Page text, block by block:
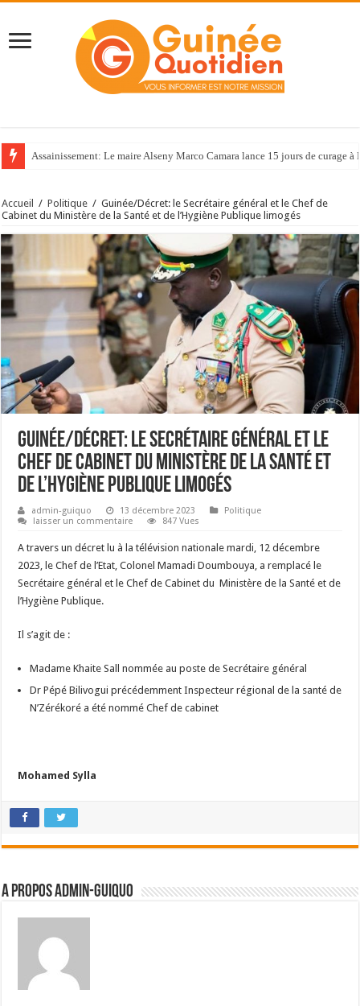
Assainissement: Le maire Alseny Marco Camara lance 15 jours de curage à
Accueil / Politique / Guinée/Décret: le Secrétaire général et le Chef de
Cabinet du Ministère de la Santé et de l’Hygiène Publique limogés
Guinée/Décret: le Secrétaire général et le
Chef de Cabinet du Ministère de la Santé et
de l’Hygiène Publique limogés
admin-guiquo 13 décembre 2023
Politique
laisser un commentaire
847 Vues
A travers un décret lu à la télévision nationale mardi, 12 décembre
2023, le Chef de l’Etat, Colonel Mamadi Doumbouya, a remplacé le
Secrétaire général et le Chef de Cabinet du Ministère de la Santé et de
l’Hygiène Publique.
Il s’agit de :
Madame Khaite Sall nommée au poste de Secrétaire général
Dr Pépé Bilivogui précédemment Inspecteur régional de la santé de
N’Zérékoré a été nommé Chef de cabinet
Mohamed Sylla
A propos admin-guiquo